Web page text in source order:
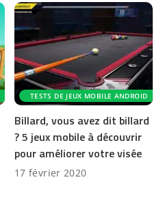
TESTS DE JEUX MOBILE ANDROID
Billard, vous avez dit billard
? 5 jeux mobile à découvrir
pour améliorer votre visée
17 février 2020